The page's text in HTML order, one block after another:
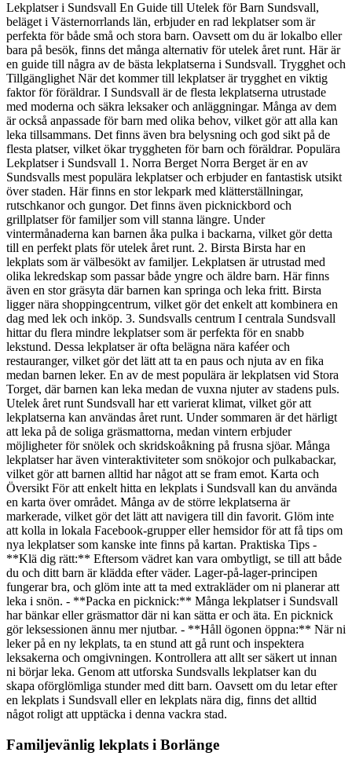
Lekplatser i Sundsvall En Guide till Utelek för Barn Sundsvall,
beläget i Västernorrlands län, erbjuder en rad lekplatser som är
perfekta för både små och stora barn. Oavsett om du är lokalbo eller
bara på besök, finns det många alternativ för utelek året runt. Här är
en guide till några av de bästa lekplatserna i Sundsvall. Trygghet och
Tillgänglighet När det kommer till lekplatser är trygghet en viktig
faktor för föräldrar. I Sundsvall är de flesta lekplatserna utrustade
med moderna och säkra leksaker och anläggningar. Många av dem
är också anpassade för barn med olika behov, vilket gör att alla kan
leka tillsammans. Det finns även bra belysning och god sikt på de
flesta platser, vilket ökar tryggheten för barn och föräldrar. Populära
Lekplatser i Sundsvall 1. Norra Berget Norra Berget är en av
Sundsvalls mest populära lekplatser och erbjuder en fantastisk utsikt
över staden. Här finns en stor lekpark med klätterställningar,
rutschkanor och gungor. Det finns även picknickbord och
grillplatser för familjer som vill stanna längre. Under
vintermånaderna kan barnen åka pulka i backarna, vilket gör detta
till en perfekt plats för utelek året runt. 2. Birsta Birsta har en
lekplats som är välbesökt av familjer. Lekplatsen är utrustad med
olika lekredskap som passar både yngre och äldre barn. Här finns
även en stor gräsyta där barnen kan springa och leka fritt. Birsta
ligger nära shoppingcentrum, vilket gör det enkelt att kombinera en
dag med lek och inköp. 3. Sundsvalls centrum I centrala Sundsvall
hittar du flera mindre lekplatser som är perfekta för en snabb
lekstund. Dessa lekplatser är ofta belägna nära kaféer och
restauranger, vilket gör det lätt att ta en paus och njuta av en fika
medan barnen leker. En av de mest populära är lekplatsen vid Stora
Torget, där barnen kan leka medan de vuxna njuter av stadens puls.
Utelek året runt Sundsvall har ett varierat klimat, vilket gör att
lekplatserna kan användas året runt. Under sommaren är det härligt
att leka på de soliga gräsmattorna, medan vintern erbjuder
möjligheter för snölek och skridskoåkning på frusna sjöar. Många
lekplatser har även vinteraktiviteter som snökojor och pulkabackar,
vilket gör att barnen alltid har något att se fram emot. Karta och
Översikt För att enkelt hitta en lekplats i Sundsvall kan du använda
en karta över området. Många av de större lekplatserna är
markerade, vilket gör det lätt att navigera till din favorit. Glöm inte
att kolla in lokala Facebook-grupper eller hemsidor för att få tips om
nya lekplatser som kanske inte finns på kartan. Praktiska Tips -
**Klä dig rätt:** Eftersom vädret kan vara ombytligt, se till att både
du och ditt barn är klädda efter väder. Lager-på-lager-principen
fungerar bra, och glöm inte att ta med extrakläder om ni planerar att
leka i snön. - **Packa en picknick:** Många lekplatser i Sundsvall
har bänkar eller gräsmattor där ni kan sätta er och äta. En picknick
gör leksessionen ännu mer njutbar. - **Håll ögonen öppna:** När ni
leker på en ny lekplats, ta en stund att gå runt och inspektera
leksakerna och omgivningen. Kontrollera att allt ser säkert ut innan
ni börjar leka. Genom att utforska Sundsvalls lekplatser kan du
skapa oförglömliga stunder med ditt barn. Oavsett om du letar efter
en lekplats i Sundsvall eller en lekplats nära dig, finns det alltid
något roligt att upptäcka i denna vackra stad.
Familjevänlig lekplats i Borlänge